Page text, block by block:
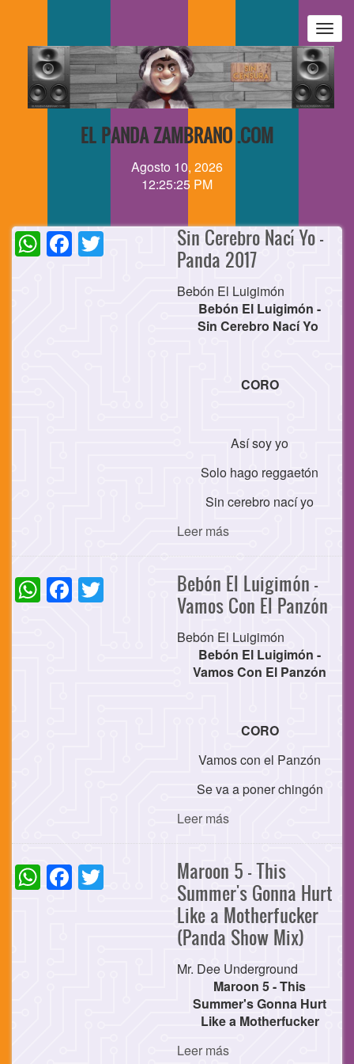
contenido
principal
EL PANDA ZAMBRANO .COM
Agosto 10, 2026
12:25:25 PM
WhatsApp
Facebook
TwitterSin Cerebro Nací Yo -
Panda 2017
Bebón El Luigimón
Bebón El Luigimón -
Sin Cerebro Nací Yo
CORO
Así soy yo
Solo hago reggaetón
Sin cerebro nací yo
Leer más
WhatsApp
FacebookBebón El Luigimón -
Vamos Con El Panzón
Bebón El Luigimón
Bebón El Luigimón -
Vamos Con El Panzón
CORO
Vamos con el Panzón
Se va a poner chingón
Leer más
WhatsApp
FacebookMaroon 5 - This
Summer's Gonna Hurt
Like a Motherfucker
(Panda Show Mix)
Mr. Dee Underground
Maroon 5 - This
Summer's Gonna Hurt
Like a Motherfucker
Leer más